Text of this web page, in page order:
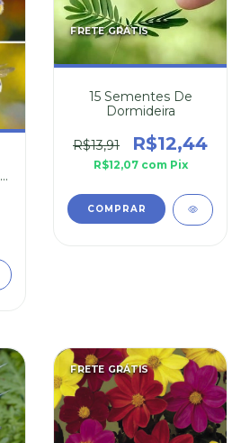
FRETE GRÁTIS
15 Sementes De
Dormideira
R$13,91 R$12,44
R$12,07 com Pix
FRETE GRÁTIS